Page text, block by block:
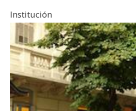
Institución